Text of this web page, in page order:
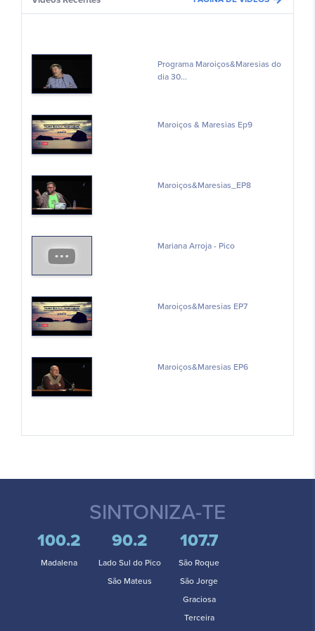
Programa Maroiços&Maresias do
dia 30...
Maroiços & Maresias Ep9
Maroiços&Maresias_EP8
Mariana Arroja - Pico
Maroiços&Maresias EP7
Maroiços&Maresias EP6
SINTONIZA-TE
100.2
Madalena
90.2
Lado Sul do Pico
São Mateus
107.7
São Roque
São Jorge
Graciosa
Terceira